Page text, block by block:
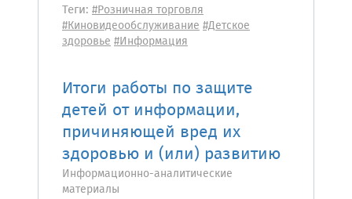
Теги: #Розничная торговля
#Киновидеообслуживание#Детское
здоровье#Информация
Итоги работы по защите
детей от информации,
причиняющей вред их
здоровью и (или) развитию
Информационно-аналитические
материалы